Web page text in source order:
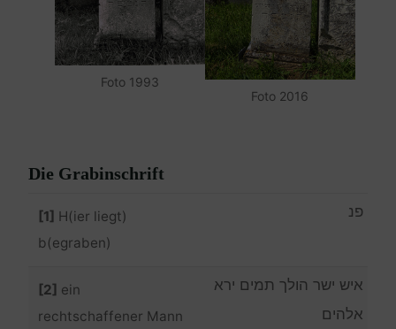
Foto 1993
Foto 2016
Die Grabinschrift
[1] H(ier liegt)
b(egraben)
פנ
[2] ein
rechtschaffener Mann
איש ישר הולך תמים ירא
אלהים